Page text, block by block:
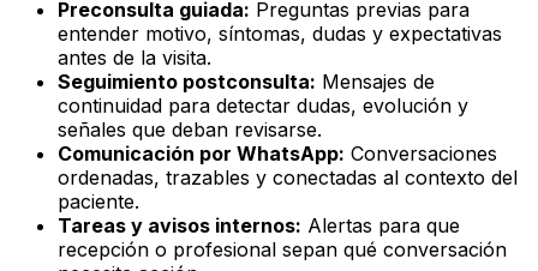
Preconsulta guiada: Preguntas previas para
entender motivo, síntomas, dudas y expectativas
antes de la visita.
Seguimiento postconsulta: Mensajes de
continuidad para detectar dudas, evolución y
señales que deban revisarse.
Comunicación por WhatsApp: Conversaciones
ordenadas, trazables y conectadas al contexto del
paciente.
Tareas y avisos internos: Alertas para que
recepción o profesional sepan qué conversación